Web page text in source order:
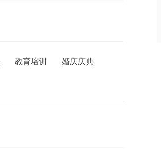
教育培训 婚庆庆典